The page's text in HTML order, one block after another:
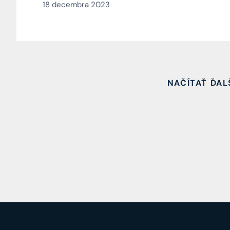
18 decembra 2023
NAČÍTAŤ